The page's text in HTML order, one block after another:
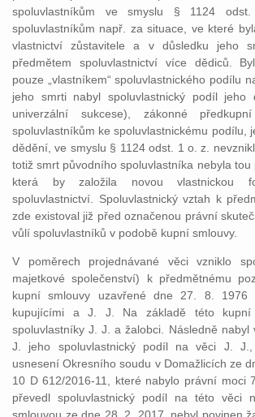
spoluvlastníkům ve smyslu § 1124
spoluvlastníkům např. za situace, ve které
vlastnictví zůstavitele a v důsledku jeho
předmětem spoluvlastnictví více dědiců.
pouze „vlastníkem“ spoluvlastnického podílu
jeho smrti nabyl spoluvlastnický podíl jeho
univerzální sukcese), zákonné
spoluvlastníkům ke spoluvlastnickému podílu,
dědění, ve smyslu § 1124 odst. 1 o. z.
totiž smrt původního spoluvlastníka nebyla tou
která by založila novou vlastnickou
spoluvlastnictví. Spoluvlastnický vztah k
zde existoval již před označenou právní
vůlí spoluvlastníků v podobě kupní smlouvy.
V poměrech projednávané věci vzniklo
majetkové společenství) k předmětnému
kupní smlouvy uzavřené dne 27. 8. 1976
kupujícími a J. J. Na základě této kupní
spoluvlastníky J. J. a žalobci. Následně nabyl
J. jeho spoluvlastnický podíl na věci J.
usnesení Okresního soudu v Domažlicích ze
10 D 612/2016-11, které nabylo právní moci
převedl spoluvlastnický podíl na této věci